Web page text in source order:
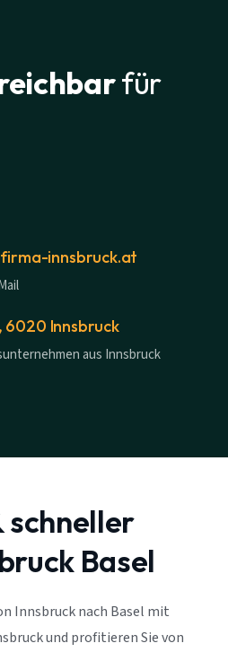
für
innsbruck.at
Innsbruck
aus Innsbruck
schneller
Basel
Innsbruck nach Basel mit
und profitieren Sie von